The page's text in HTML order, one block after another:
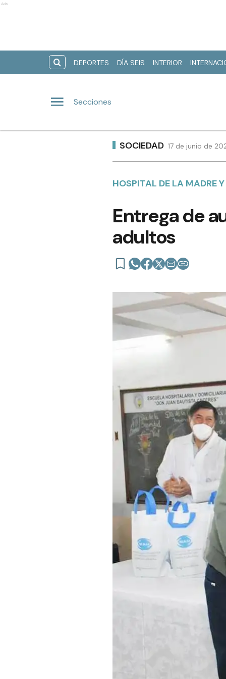
Ads
DEPORTES DÍA SEIS INTERIOR
Secciones
SOCIEDAD 17 de junio de
HOSPITAL DE LA MADRE
Entrega de
adultos